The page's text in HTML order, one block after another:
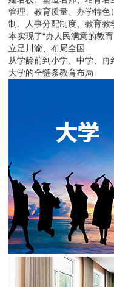
管理、教育质量、办学特
制、人事分配制度、教育
本实现了“办人民满意的教
立足川渝、布局全国
从学龄前到小学、中学、再
大学的全链条教育布局